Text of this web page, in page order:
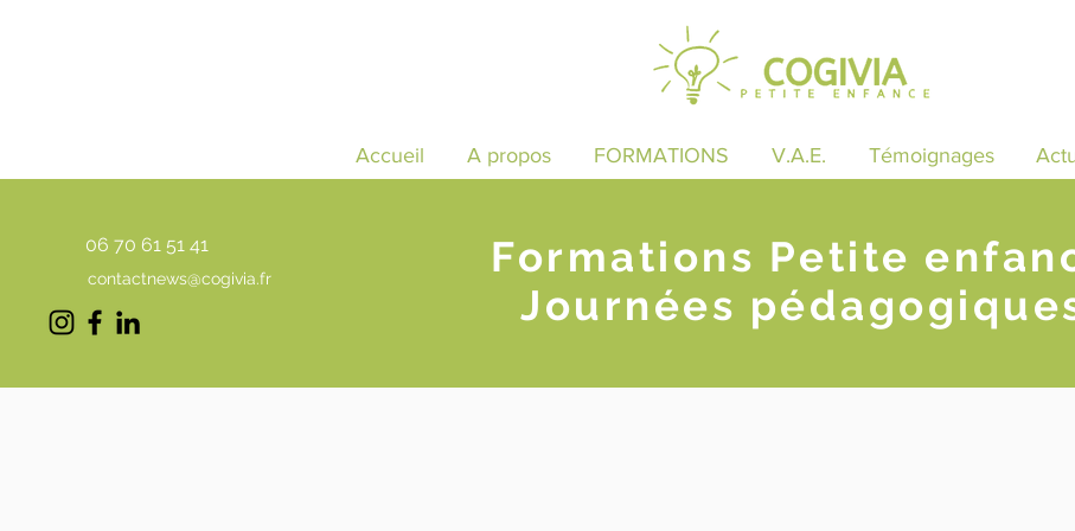
Accueil A propos FORMATIONS V.A.E. Témoignages
06 70 61 51 41
contactnews@cogivia.fr
Formations Petite
Journées